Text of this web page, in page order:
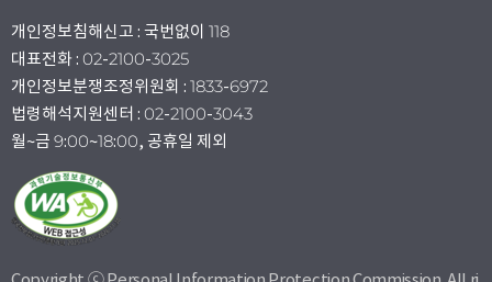
개인정보침해신고 : 국번없이 118
대표전화 : 02-2100-3025
개인정보분쟁조정위원회 : 1833-6972
법령해석지원센터 : 02-2100-3043
월~금 9:00~18:00, 공휴일 제외